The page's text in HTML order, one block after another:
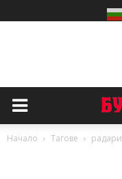
Начало Тагове радари